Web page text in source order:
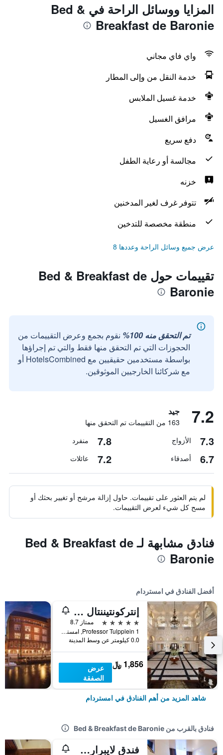
المزايا ووسائل الراحة في Bed &
Breakfast de Baronie
واي فاي مجاني
خدمة النقل من وإلى المطار
خدمة غسيل الملابس
مرافق الغسيل
دفع سريع
مجالسة أو رعاية الطفل
خزنه
تتوفر غرف لغير المدخنين
منطقة مخصصة للتدخين
عرض جميع وسائل الراحة وعددها 8
تقييمات حول Bed & Breakfast de
Baronie
تم التحقق منه 100%
نقوم بجمع وعرض التقييمات من
الحجوزات التي تم التحقق منها فقط والتي تم إجراؤها
بواسطة مستخدمين حقيقيين مع HotelsCombined أو
مع شركائنا الخارجيين الموثوقين.
7.2 جيد
163 من التقييمات تم التحقق منها
7.3 الأزواج 7.8 منفرد
6.7 أصدقاء 7.2 عائلات
لم يتم العثور على تقييمات. حاول إزالة مرشح أو تغيير بحثك أو
مسح كل شيء لعرض التقييمات.
فنادق مشابهة لـ Bed & Breakfast de
Baronie
أفضل الفنادق في امستردام
إنتركونتيننتال أمستل أمستردام
5 نجوم
ممتاز 8.7
Professor Tulpplein 1, امستردام, مقاطعة شمال هولندا, هولندا
0.0 كيلومتر عن وسط المدينة
1,856 ﷼
عرض
الصفقة
شاهد المزيد من أهم الفنادق في امستردام
فنادق بالقرب من Bed & Breakfast de Baronie
فندق لايبراري أمستردام